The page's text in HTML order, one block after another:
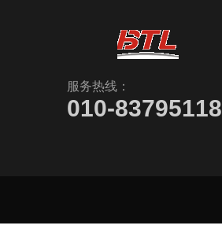
服务热线：
010-83795118